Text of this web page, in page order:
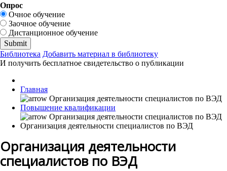
Опрос
Очное обучение
Заочное обучение
Дистанционное обучение
Библиотека Добавить материал в библиотеку
И получить бесплатное свидетельство о публикации
Главная
Повышение квалификации
Организация деятельности специалистов по ВЭД
Организация деятельности
специалистов по ВЭД